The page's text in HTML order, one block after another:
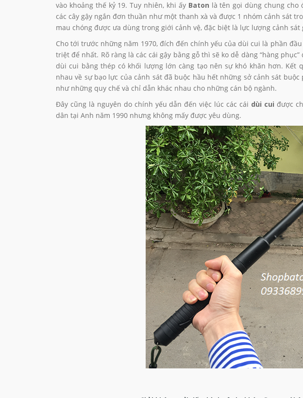
vào khoảng thế kỷ 19. Tuy nhiên, khi ấy Baton là tên gọi dùng chung cho
các cây gậy ngắn đơn thuần như một thanh xà và được 1 nhóm cảnh sát
mau chóng được ưa dùng trong giới cảnh vệ, đặc biệt là lực lượng cảnh sát
Cho tới trước những năm 1970, đích đến chính yếu của dùi cui là phần
triệt để nhất. Rõ ràng là các cái gậy bằng gỗ thì sẽ ko dễ dàng “hàng
dùi cui bằng thép có khối lượng lớn càng tạo nên sự khó khăn hơn. Kết
nhau về sự bạo lực của cảnh sát đã buộc hầu hết những sở cảnh sát
như những quy chế và chỉ dẫn khác nhau cho những cán bộ ngành.
Đây cũng là nguyên do chính yếu dẫn đến việc lúc các cái dùi cui được
dân tại Anh năm 1990 nhưng không mấy được yêu dùng.